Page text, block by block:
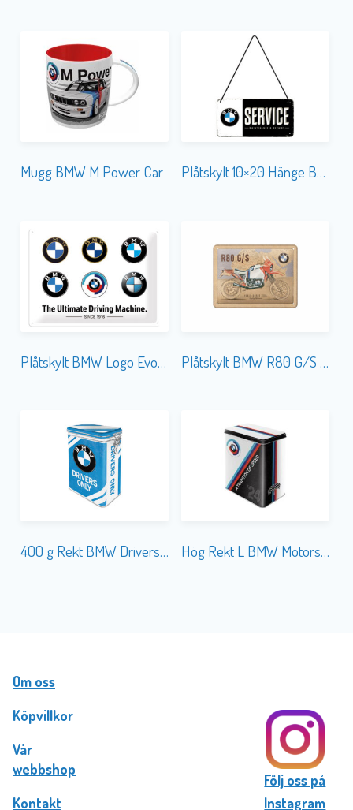
Mugg BMW M Power Car Plåtskylt 10×20 Hänge BMW Service
Plåtskylt BMW Logo Evolution 30×40 Plåtskylt BMW R80 G/S Paris Dakar 15×20
400 g Rekt BMW Drivers Only Hög Rekt L BMW Motorsport
Om oss
Köpvillkor
Vår
webbshop
Kontakt
Följ oss på
Instagram